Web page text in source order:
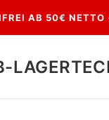
AB 50€